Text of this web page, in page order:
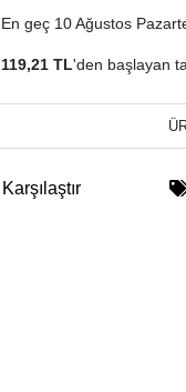
En geç 10 Ağustos
119,21 TL'den başlayan
Karşılaştır